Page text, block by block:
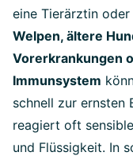
eine Tierärztin
Welpen, ältere
Vorerkrankungen
Immunsystem
schnell zur ernsten
reagiert oft
und Flüssigkeit. In